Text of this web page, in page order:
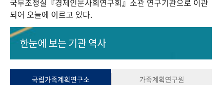
사진 아카이브 문서 기록물 행정박물 영상 기록물
50+1 주년 기념
세계와 함께 한 KIHASA
국무조정실『경제인문사회연구회』소관 연구기관으로 이관
되어 오늘에 이르고 있다.
한눈에 보는기관 역사
국립가족계획연구소
가족계획연구원